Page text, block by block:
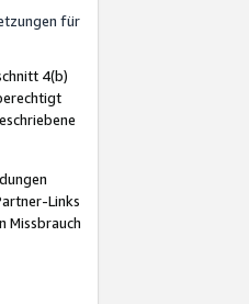
für
4(b)
Links
Missbrauch